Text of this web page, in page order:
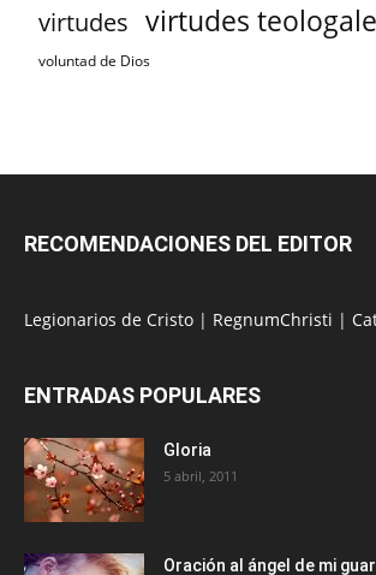
virtudes virtudes
voluntad de Dios
RECOMENDACIONES DEL EDITOR
Legionarios de Cristo | RegnumChristi |
ENTRADAS POPULARES
Gloria
5 abril, 2011
Oración al ángel de mi